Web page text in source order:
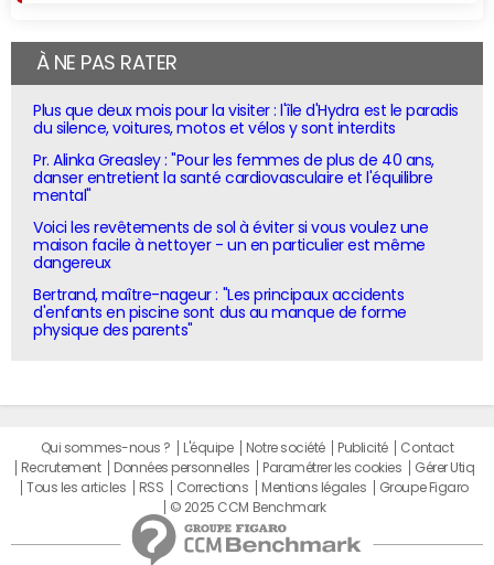
À NE PAS RATER
Plus que deux mois pour la visiter : l'île d'Hydra est le paradis
du silence, voitures, motos et vélos y sont interdits
Pr. Alinka Greasley : "Pour les femmes de plus de 40 ans,
danser entretient la santé cardiovasculaire et l'équilibre
mental"
Voici les revêtements de sol à éviter si vous voulez une
maison facile à nettoyer - un en particulier est même
dangereux
Bertrand, maître-nageur : "Les principaux accidents
d'enfants en piscine sont dus au manque de forme
physique des parents"
Qui sommes-nous ? L'équipe Notre société Publicité
Contact
Recrutement
Données personnelles Paramétrer les cookies
Gérer Utiq
Tous les articles
RSS Corrections Mentions légales
Groupe Figaro
© 2025 CCM Benchmark